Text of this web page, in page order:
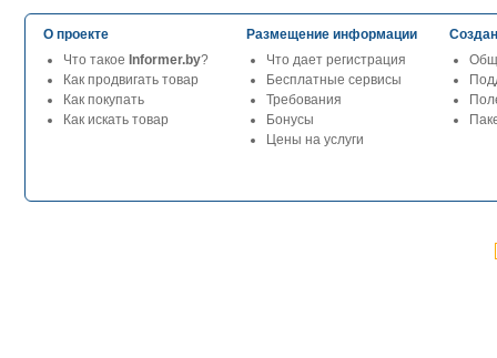
О проекте
Что такое Informer.by?
Как продвигать товар
Как покупать
Как искать товар
Размещение информации
Что дает регистрация
Бесплатные сервисы
Требования
Бонусы
Цены на услуги